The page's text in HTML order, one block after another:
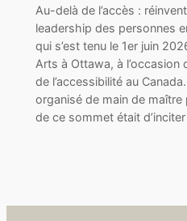
Au-delà de l’accès :
leadership des personnes
qui s’est tenu le 1er juin
Arts à Ottawa, à l’occasion
de l’accessibilité au
organisé de main de maître
de ce sommet était